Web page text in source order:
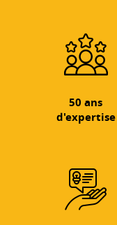
50 ans
d'expertise